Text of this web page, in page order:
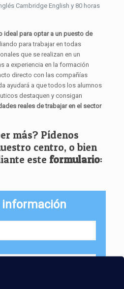
Cambridge English y 80 horas
ideal para optar a un puesto de
para trabajar en todas
que se realizan en un
a experiencia en la formación
directo con las compañías
ayudará a que todos los alumnos
destaquen y consigan
reales de trabajar en el sector
más? Pídenos
centro, o bien
este formulario:
información